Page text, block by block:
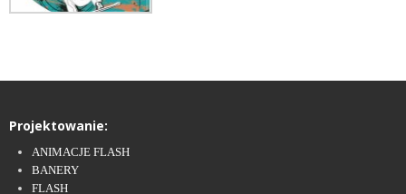
Projektowanie:
ANIMACJE FLASH
BANERY
FLASH